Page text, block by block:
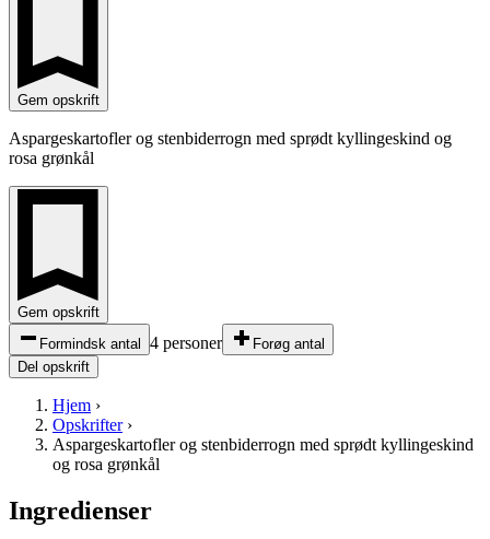
Gem opskrift
Aspargeskartofler og stenbiderrogn med sprødt kyllingeskind og
rosa grønkål
Gem opskrift
Formindsk antal
4 personer
Forøg antal
Del opskrift
Hjem ›
Opskrifter›
Aspargeskartofler og stenbiderrogn med sprødt kyllingeskind
og rosa grønkål
Ingredienser